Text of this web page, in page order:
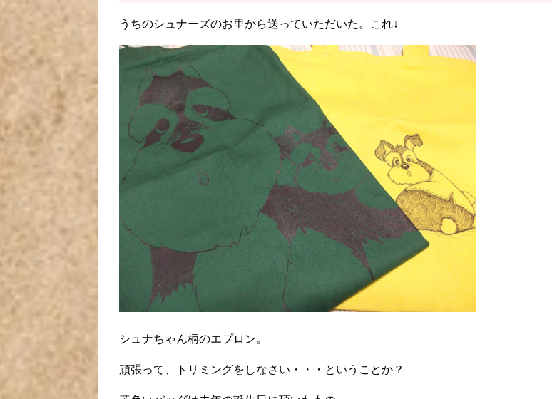
うちのシュナーズのお里から送っていただいた。これ↓
シュナちゃん柄のエプロン。
頑張って、トリミングをしなさい・・・ということか？